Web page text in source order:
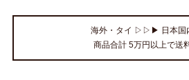
海外・タイ ▷▷▶ 日本国
商品合計 5万円以上で送